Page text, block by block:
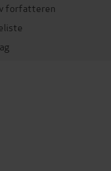
forfatteren